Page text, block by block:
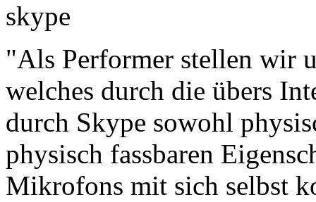
skype
"Als Performer stellen wir
welches durch die übers
durch Skype sowohl
physisch fassbaren
Mikrofons mit sich selbst